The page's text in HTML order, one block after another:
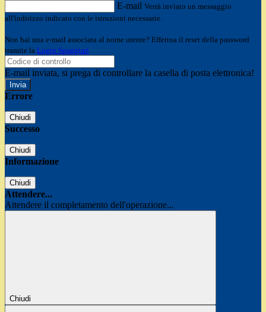
E-mail Verrà inviato un messaggio
all'indirizzo indicato con le istruzioni necessarie.
Non hai una e-mail associata al nome utente? Effettua il reset della password
tramite la Login Spaggiari
E-mail inviata, si prega di controllare la casella di posta elettronica!
Errore
Chiudi
Successo
Chiudi
Informazione
Chiudi
Attendere...
Attendere il completamento dell'operazione...
Chiudi